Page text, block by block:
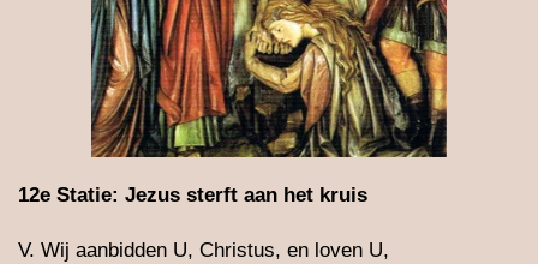
12e Statie: Jezus sterft aan het kruis
V. Wij aanbidden U, Christus, en loven U,